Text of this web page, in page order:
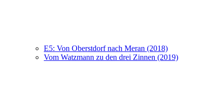
E5: Von Oberstdorf nach Meran (2018)
Vom Watzmann zu den drei Zinnen (2019)